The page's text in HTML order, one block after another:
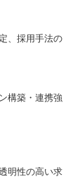
、採用手法の
構築・連携強
明性の高い求